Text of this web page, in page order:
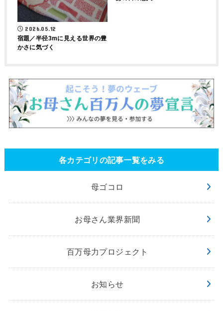
2026.05.12
宿題／半径3mに見える世界の豊
かさに気づく
各カテゴリの記事一覧をみる
母ゴコロ
お母さん業界新聞
百万母力プロジェクト
お知らせ